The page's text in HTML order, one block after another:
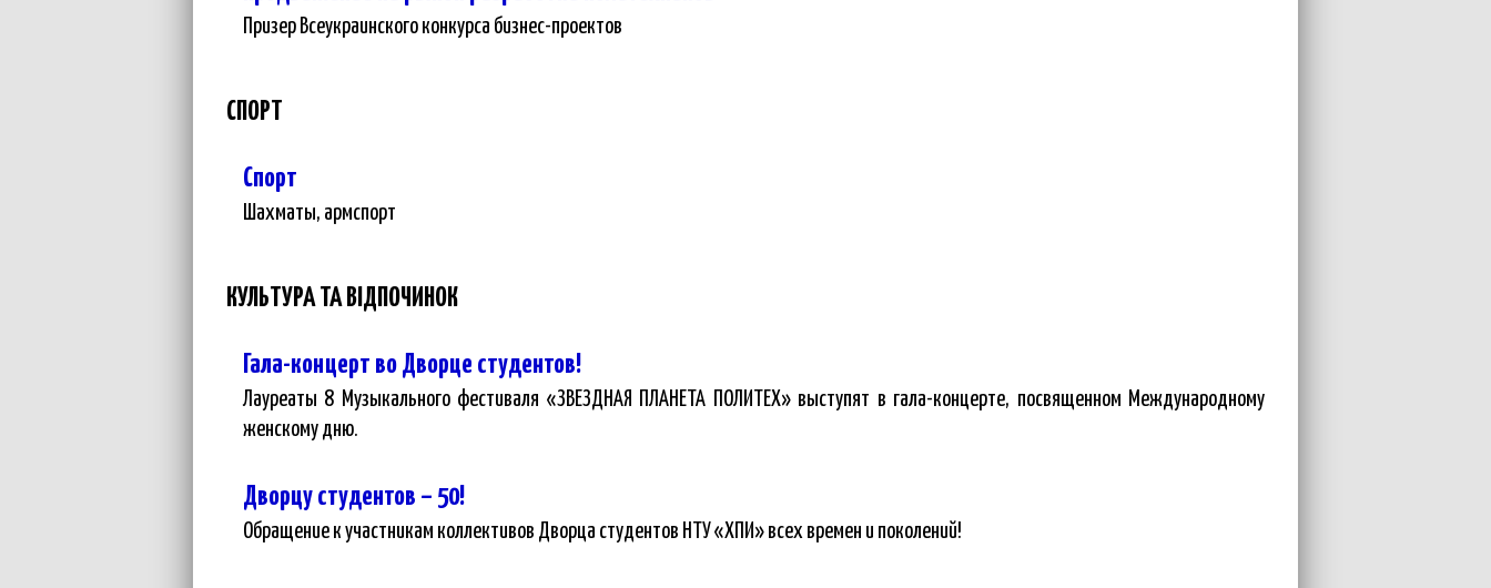
Призер Всеукраинского конкурса бизнес-проектов
СПОРТ
Спорт
Шахматы, армспорт
КУЛЬТУРА ТА ВІДПОЧИНОК
Гала-концерт во Дворце студентов!
Лауреаты 8 Музыкального фестиваля «ЗВЕЗДНАЯ ПЛАНЕТА ПОЛИТЕХ» выступят в гала-концерте, посвященном Международному
женскому дню.
Дворцу студентов – 50!
Обращение к участникам коллективов Дворца студентов НТУ «ХПИ» всех времен и поколений!